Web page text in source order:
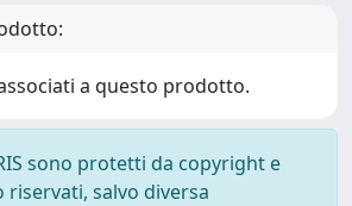
a questo prodotto.
sono protetti da copyright e
salvo diversa